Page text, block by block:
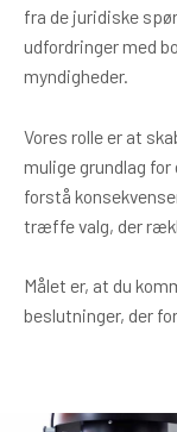
fra de juridiske
udfordringer med
myndigheder.
Vores rolle er at
mulige grundlag
forstå
træffe valg, der
Målet er, at du
beslutninger, der